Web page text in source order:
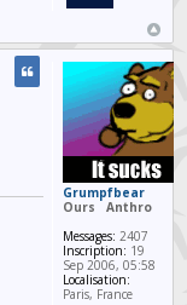
Grumpfbear
Ours
Anthro
Messages: 2407
Inscription: 19
Sep 2006, 05:58
Localisation:
Paris, France